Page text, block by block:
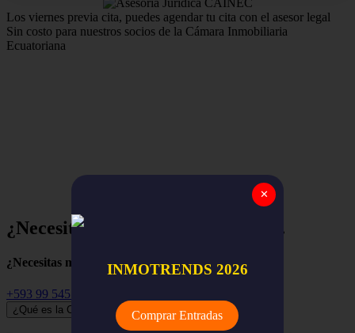
Los viernes previa cita, puedes agendar tu cita con el asesor legal
Sin costo para nuestros socios de la Cámara Inmobiliaria
Ecuatoriana
¿Necesitas ayuda? Empieza aquí...
¿Necesitas más información?
+593 99 545 3741
¿Qué es la Cámara Inmobiliaria Ecuatoriana?
✕
INMOTRENDS 2026
Comprar Entradas